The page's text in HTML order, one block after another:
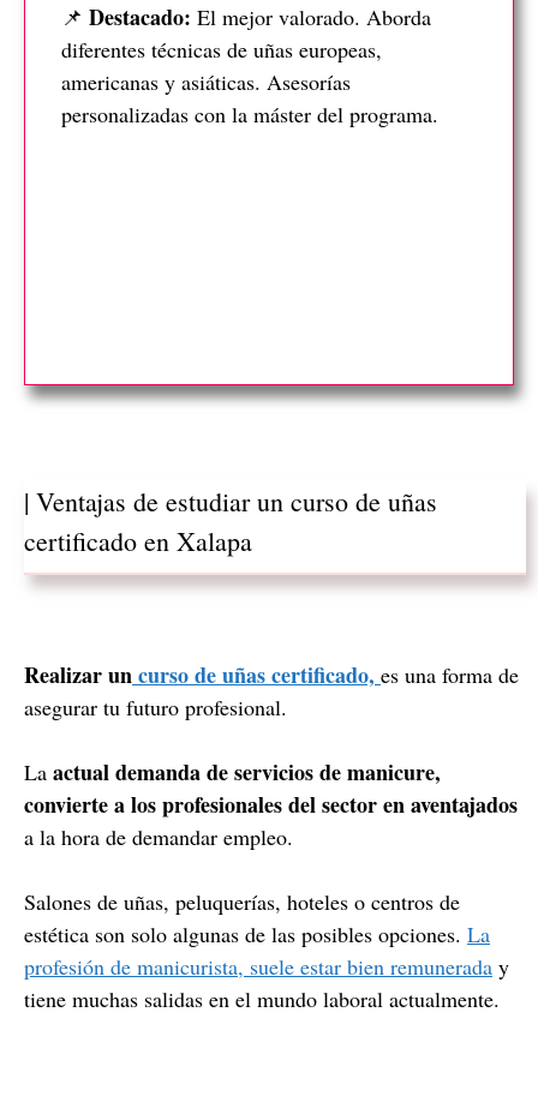
📌 Destacado: El mejor valorado. Aborda
diferentes técnicas de uñas europeas,
americanas y asiáticas. Asesorías
personalizadas con la máster del programa.
| Ventajas de estudiar un curso de uñas
certificado en Xalapa
Realizar uncurso de uñas certificado, es una forma de
asegurar tu futuro profesional.
La actual demanda de servicios de manicure,
convierte a los profesionales del sector en aventajados
a la hora de demandar empleo.
Salones de uñas, peluquerías, hoteles o centros de
estética son solo algunas de las posibles opciones. La
profesión de manicurista, suele estar bien remunerada y
tiene muchas salidas en el mundo laboral actualmente.